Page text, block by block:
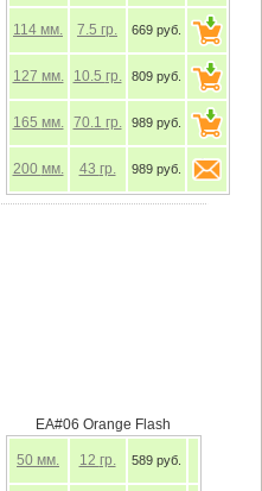
114 мм. 7.5 гр. 669 руб.
127 мм. 10.5 гр. 809 руб.
165 мм. 70.1 гр. 989 руб.
200 мм. 43 гр. 989 руб.
EA#06 Orange Flash
50 мм. 12 гр. 589 руб.